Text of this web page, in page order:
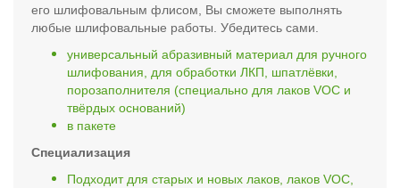
его шлифовальным флисом, Вы сможете выполнять
любые шлифовальные работы. Убедитесь сами.
универсальный абразивный материал для ручного
шлифования, для обработки ЛКП, шпатлёвки,
порозаполнителя (специально для лаков VOC и
твёрдых оснований)
в пакете
Специализация
Подходит для старых и новых лаков, лаков VOC,